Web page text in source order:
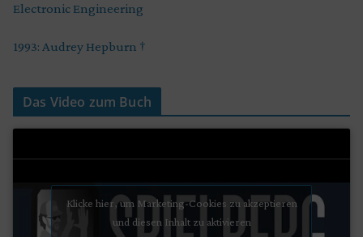
Electronic Engineering
1993: Audrey Hepburn †
Das Video zum Buch
Klicke hier, um Marketing-Cookies zu akzeptieren
und diesen Inhalt zu aktivieren